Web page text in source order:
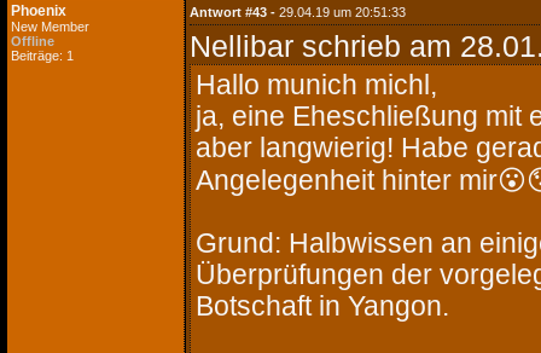
Phoenix
New Member
Offline
Beiträge: 1
Antwort #43 - 29.04.19 um 20:51:33
Nellibar schrieb am
Hallo munich michl,
ja, eine Eheschließung mit
aber langwierig! Habe
Angelegenheit hinter
Grund: Halbwissen an
Überprüfungen der
Botschaft in Yangon.